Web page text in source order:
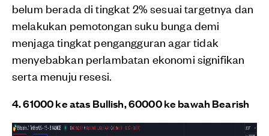
belum berada di tingkat 2% sesuai targetnya dan
melakukan pemotongan suku bunga demi
menjaga tingkat pengangguran agar tidak
menyebabkan perlambatan ekonomi signifikan
serta menuju resesi.
4. 61000 ke atas Bullish, 60000 ke bawah Bearish